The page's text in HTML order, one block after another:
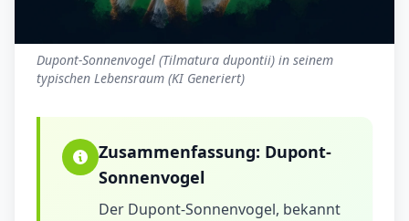
Dupont-Sonnenvogel (Tilmatura dupontii) in seinem
typischen Lebensraum (KI Generiert)
Zusammenfassung: Dupont-
Sonnenvogel
Der Dupont-Sonnenvogel, bekannt